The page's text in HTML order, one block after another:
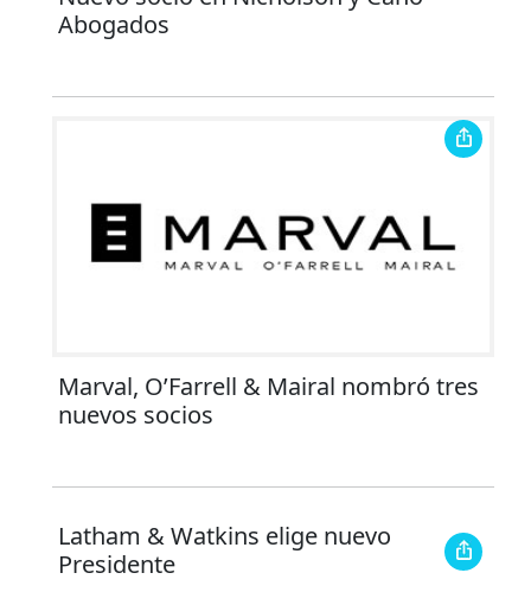
Abogados
Marval, O’Farrell & Mairal nombró tres
nuevos socios
Latham & Watkins elige nuevo
Presidente